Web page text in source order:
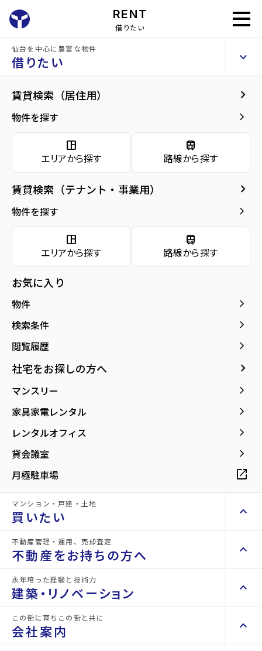
RENT
借りたい
仙台を中心に豊富な物件
借りたい keyboard_arrow_up
賃貸検索（居住用） keyboard_arrow_right
物件を探す keyboard_arrow_right
space_dashboard
エリアから探す
train
路線から探す
賃貸検索（テナント・事業用） keyboard_arrow_right
物件を探す keyboard_arrow_right
space_dashboard
エリアから探す
train
路線から探す
お気に入り
物件 keyboard_arrow_right
検索条件 keyboard_arrow_right
閲覧履歴 keyboard_arrow_right
社宅をお探しの方へ keyboard_arrow_right
マンスリー keyboard_arrow_right
家具家電レンタル keyboard_arrow_right
レンタルオフィス keyboard_arrow_right
貸会議室 keyboard_arrow_right
月極駐車場 open_in_new
マンション・戸建・土地
買いたい keyboard_arrow_up
不動産を買いたい方へ keyboard_arrow_right
space_dashboard
エリアから探す
不動産管理・運用、売却査定
不動産をお持ちの方へ keyboard_arrow_up
不動産をお持ちの方へ keyboard_arrow_right
山一地所の賃貸管理
永年培った経験と技術力
建築・リノベーション keyboard_arrow_up
建築・リノベーション keyboard_arrow_right
この街に育ちこの街と共に
会社案内 keyboard_arrow_up
賃貸マンション 将監団地一街区
建物概要
現在募集中の物件arrow_forward
arrow_forward
地図・周辺環境 arrow_forward
将監団地一街区 5階
管理費・共益費
間取り
5階／5階建て
アクセス
宮城交通バス バス停『将監九丁目』から徒
所在地 宮城県仙台市泉区将監9丁目
location_on グーグルマップでみる
築年月 1973年05月
【山一地所の『初期費用軽減パック』対象
詳細情報 details
物件名 将監団地一街区
所在地